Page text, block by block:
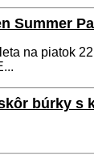
Summer
na piatok
búrky s